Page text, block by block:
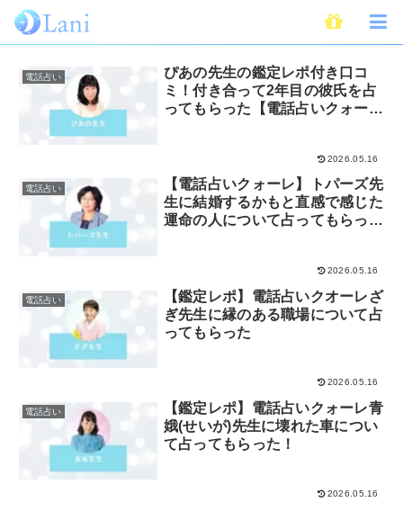
電話占いクォーレ
電話占い
ぴあの先生の鑑定レポ付き口コ
ミ！付き合って2年目の彼氏を占
ってもらった【電話占いクォー
2026.05.16
電話占い
【電話占いクォーレ】トパーズ先
生に結婚するかもと直感で感じた
運命の人について占ってもらっ
2026.05.16
電話占い
【鑑定レポ】電話占いクオーレざ
ぎ先生に縁のある職場について占
ってもらった
2026.05.16
電話占い
【鑑定レポ】電話占いクォーレ青
娥(せいが)先生に壊れた車につい
て占ってもらった！
2026.05.16